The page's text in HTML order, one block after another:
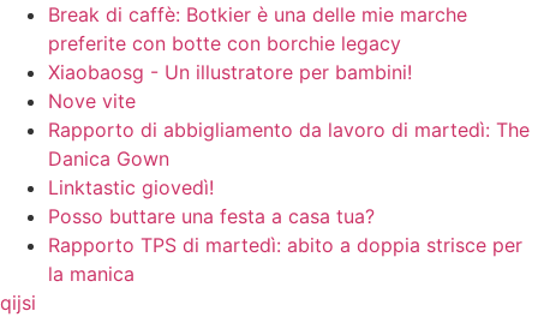
Break di caffè: Botkier è una delle mie marche
preferite con botte con borchie legacy
Xiaobaosg - Un illustratore per bambini!
Nove vite
Rapporto di abbigliamento da lavoro di martedì: The
Danica Gown
Linktastic giovedì!
Posso buttare una festa a casa tua?
Rapporto TPS di martedì: abito a doppia strisce per
la manica
qijsi